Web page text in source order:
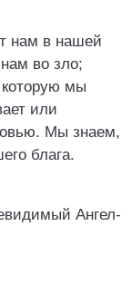
нам в нашей
во зло;
которую мы
или
Мы знаем,
блага.
Ангел-